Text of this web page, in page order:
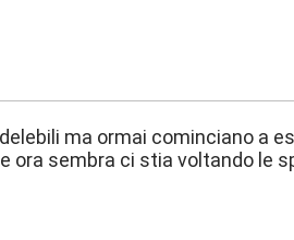
ma ormai cominciano a
ora sembra ci stia voltando le